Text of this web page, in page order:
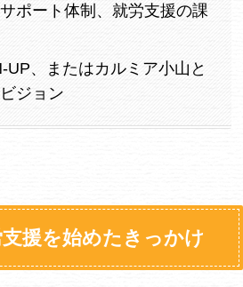
ポート体制、就労支援の課
UP、またはカルミア小山と
ジョン
援を始めたきっかけ